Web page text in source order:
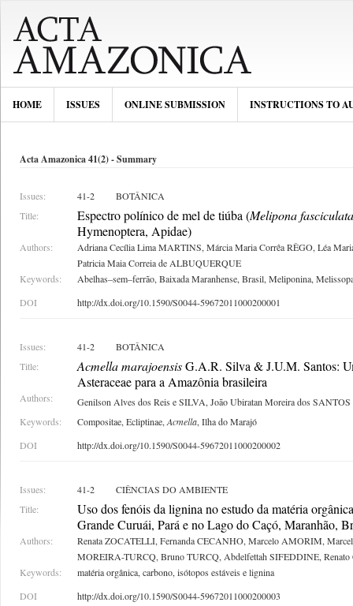
HOME ISSUES ONLINE SUBMISSION INSTRUCTIONS TO
Acta Amazonica 41(2) - Summary
Issues: 41-2
BOTÂNICA
Title:
Espectro polínico de mel de tiúba (Melipona fasciculata
Hymenoptera, Apidae)
Authors:
Adriana Cecília Lima MARTINS, Márcia Maria Corrêa RÊGO, Léa
Patricia Maia Correia de ALBUQUERQUE
Keywords:
Abelhas–sem–ferrão, Baixada Maranhense, Brasil, Meliponina,
DOI
http://dx.doi.org/10.1590/S0044-59672011000200001
Issues: 41-2
BOTÂNICA
Title:
Acmella marajoensisG.A.R. Silva & J.U.M. Santos:
Asteraceae para a Amazônia brasileira
Authors:
Genilson Alves dos Reis e SILVA, João Ubiratan Moreira dos SANTOS
Keywords:
Compositae, Ecliptinae, Acmella, Ilha do Marajó
DOI
http://dx.doi.org/10.1590/S0044-59672011000200002
Issues: 41-2
CIÊNCIAS DO AMBIENTE
Title:
Uso dos fenóis da lignina no estudo da matéria
Grande Curuái, Pará e no Lago do Caçó, Maranhão,
Authors:
Renata ZOCATELLI, Fernanda CECANHO, Marcelo AMORIM,
MOREIRA-TURCQ, Bruno TURCQ, Abdelfettah SIFEDDINE, Renato
Keywords:
matéria orgânica, carbono, isótopos estáveis e lignina
DOI
http://dx.doi.org/10.1590/S0044-59672011000200003